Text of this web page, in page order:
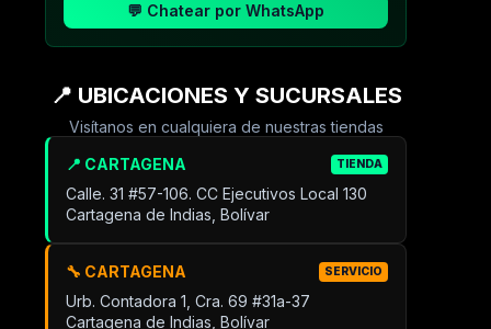
💬 Chatear por WhatsApp
📍 UBICACIONES Y SUCURSALES
Visítanos en cualquiera de nuestras tiendas
📍 CARTAGENA TIENDA
Calle. 31 #57-106. CC Ejecutivos Local 130
Cartagena de Indias, Bolívar
🔧 CARTAGENA SERVICIO
Urb. Contadora 1, Cra. 69 #31a-37
Cartagena de Indias, Bolívar